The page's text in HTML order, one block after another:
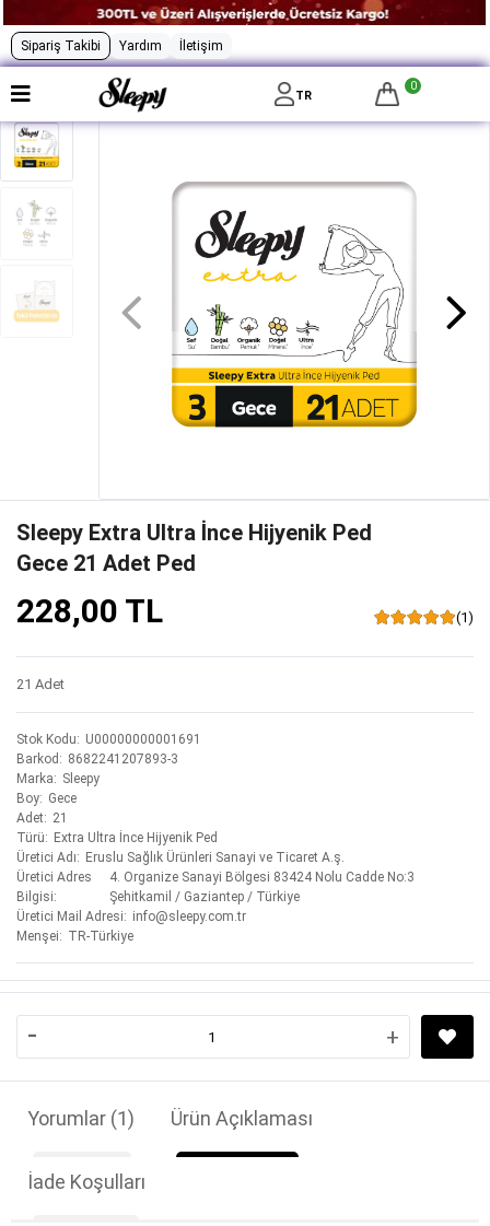
Sipariş Takibi Yardım İletişim
TR
0
Sleepy Extra Ultra İnce Hijyenik Ped
Gece 21 Adet Ped
228,00 TL (1)
21 Adet
Stok Kodu
U00000000001691
Barkod
8682241207893-3
Marka
Sleepy
Boy
Gece
Adet
21
Türü
Extra Ultra İnce Hijyenik Ped
Üretici Adı
Eruslu Sağlık Ürünleri Sanayi ve Ticaret A.ş.
Üretici Adres
Bilgisi
4. Organize Sanayi Bölgesi 83424 Nolu Cadde No:3
Şehitkamil / Gaziantep / Türkiye
Üretici Mail Adresi
info@sleepy.com.tr
Menşei
TR-Türkiye
- +
Yorumlar (1) Ürün Açıklaması
İade Koşulları